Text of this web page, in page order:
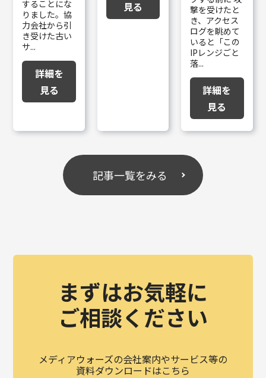
することにな
りました。協
力会社から引
き受けた古い
サ...
詳細を
見る
見る
撃を受けたと
き、アクセス
ログを眺めて
いると「この
IPレンジごと
落...
詳細を
見る
記事一覧をみる
まずはお気軽に
ご相談ください
メディアウォーズの会社案内やサービス等の
資料ダウンロードはこちら